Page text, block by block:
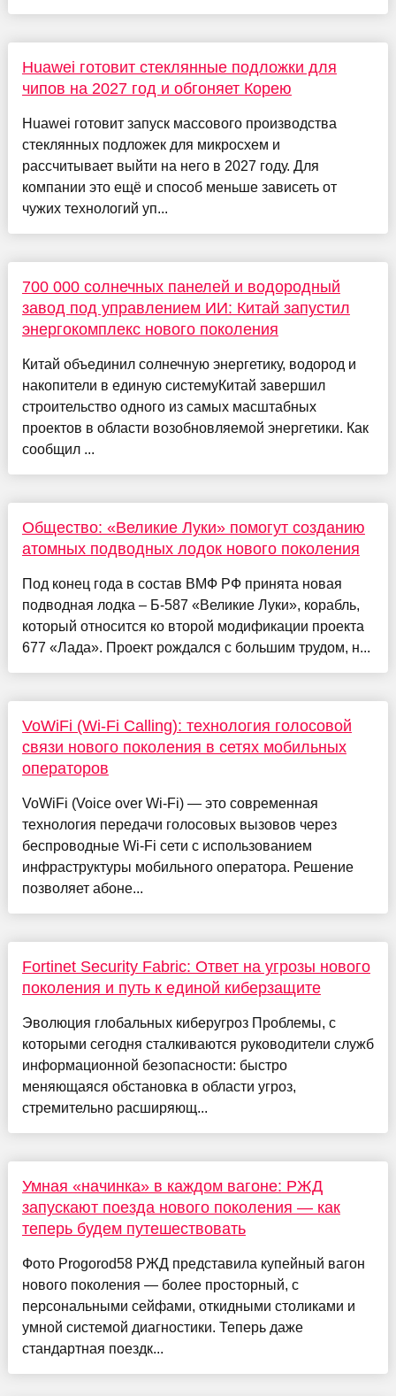
Huawei готовит стеклянные подложки для
чипов на 2027 год и обгоняет Корею
Huawei готовит запуск массового производства
стеклянных подложек для микросхем и
рассчитывает выйти на него в 2027 году. Для
компании это ещё и способ меньше зависеть от
чужих технологий уп...
700 000 солнечных панелей и водородный
завод под управлением ИИ: Китай запустил
энергокомплекс нового поколения
Китай объединил солнечную энергетику, водород и
накопители в единую системуКитай завершил
строительство одного из самых масштабных
проектов в области возобновляемой энергетики. Как
сообщил ...
Общество: «Великие Луки» помогут созданию
атомных подводных лодок нового поколения
Под конец года в состав ВМФ РФ принята новая
подводная лодка – Б-587 «Великие Луки», корабль,
который относится ко второй модификации проекта
677 «Лада». Проект рождался с большим трудом, н...
VoWiFi (Wi-Fi Calling): технология голосовой
связи нового поколения в сетях мобильных
операторов
VoWiFi (Voice over Wi-Fi) — это современная
технология передачи голосовых вызовов через
беспроводные Wi-Fi сети с использованием
инфраструктуры мобильного оператора. Решение
позволяет абоне...
Fortinet Security Fabric: Ответ на угрозы нового
поколения и путь к единой киберзащите
Эволюция глобальных киберугроз Проблемы, с
которыми сегодня сталкиваются руководители служб
информационной безопасности: быстро
меняющаяся обстановка в области угроз,
стремительно расширяющ...
Умная «начинка» в каждом вагоне: РЖД
запускают поезда нового поколения — как
теперь будем путешествовать
Фото Progorod58 РЖД представила купейный вагон
нового поколения — более просторный, с
персональными сейфами, откидными столиками и
умной системой диагностики. Теперь даже
стандартная поездк...